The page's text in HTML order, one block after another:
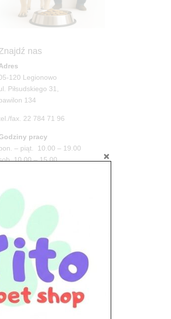
nas
120 Legionowo
Piłsudskiego 31,
134
fax. 22 784 71 96
pracy
– piąt. 10.00 – 19.00
10.00 – 15.00
Adres
05-100 Nowy Dwór Mazowiecki
ul. Leśna 2
503 900 215
pracy
– piąt. 10.00 – 19.00
sob. 8.00 – 15.00
zamknięte